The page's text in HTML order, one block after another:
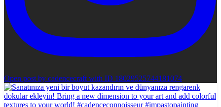
Open post by cadencecraft with ID 18029525744181074